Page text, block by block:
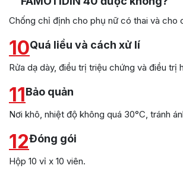
Chống chỉ định cho phụ nữ có thai và cho
10Quá liều và cách xử lí
Rửa dạ dày, điều trị triệu chứng và điều trị
11Bảo quản
Nơi khô, nhiệt độ không quá 30°C, tránh
12Đóng gói
Hộp 10 vỉ x 10 viên.